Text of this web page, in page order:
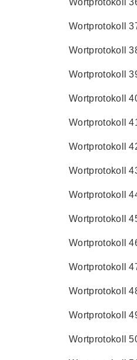
Wortprotokoll
Wortprotokoll
Wortprotokoll
Wortprotokoll
Wortprotokoll
Wortprotokoll
Wortprotokoll
Wortprotokoll
Wortprotokoll
Wortprotokoll
Wortprotokoll
Wortprotokoll
Wortprotokoll
Wortprotokoll
Wortprotokoll